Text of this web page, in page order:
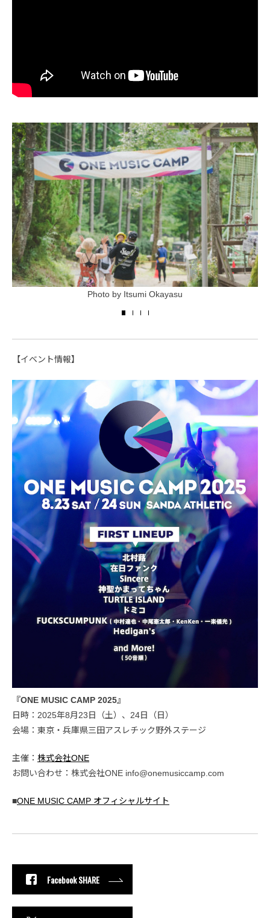
Photo by Itsumi Okayasu
【イベント情報】
『ONE MUSIC CAMP 2025』
日時：2025年8月23日（土）、24日（日）
会場：東京・兵庫県三田アスレチック野外ステージ
主催： 株式会社ONE
お問い合わせ：株式会社ONE info@onemusiccamp.com
■ONE MUSIC CAMP オフィシャルサイト
Facebook SHARE